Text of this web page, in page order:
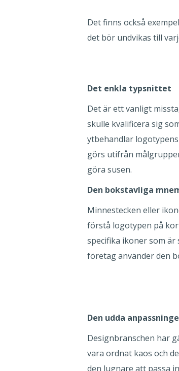
Det finns också
det bör undvikas till
Det enkla typsnittet
Det är ett vanligt
skulle kvalificera sig
ytbehandlar
görs utifrån
göra susen.
Den bokstavliga
Minnestecken eller
förstå logotypen på
specifika ikoner som
företag använder den
Den udda
Designbranschen har
vara ordnat kaos och
den lugnare att passa